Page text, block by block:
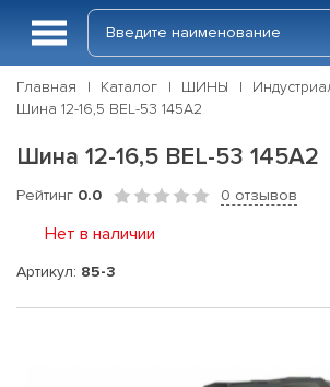
Главная Каталог ШИНЫ
Шина 12-16,5 BEL-53 145A2
Шина 12-16,5 BEL-53 145A2
Рейтинг 0.0 0 отзывов
Нет в наличии
Артикул: 85-3